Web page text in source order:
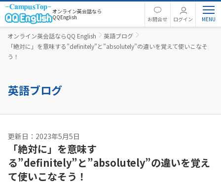
オンライン英会話なら
QQEnglish
お問合せ ログイン
オンライン英会話ならQQ English
英語ブログ
「絶対に」を意味する”definitely”と”absolutely”の違いを覚えて使いこなそ
う！
英語ブログ
更新日：2023年5月5日
「絶対に」を意味す
る”definitely”と”absolutely”の違いを覚え
て使いこなそう！